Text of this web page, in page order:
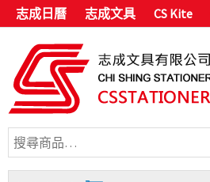
志成日曆 志成文具 CS Kite